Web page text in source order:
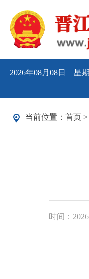
2026年08月08日 星
当前位置： 首页 >
时间：